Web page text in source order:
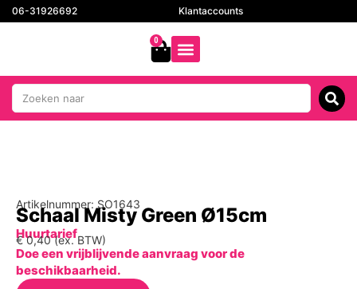
06-31926692 Klantaccounts
0
Artikelnummer: SO1643
Schaal Misty Green Ø15cm
Huurtarief
€0,40(ex. BTW)
Doe een vrijblijvende aanvraag voor de
beschikbaarheid.